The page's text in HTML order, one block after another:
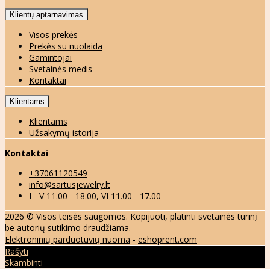
Klientų aptarnavimas
Visos prekės
Prekės su nuolaida
Gamintojai
Svetainės medis
Kontaktai
Klientams
Klientams
Užsakymų istorija
Kontaktai
+37061120549
info@sartusjewelry.lt
I - V 11.00 - 18.00, VI 11.00 - 17.00
2026 © Visos teisės saugomos. Kopijuoti, platinti svetainės turinį
be autorių sutikimo draudžiama.
Elektroninių parduotuvių nuoma - eshoprent.com
Rašyti
Skambinti